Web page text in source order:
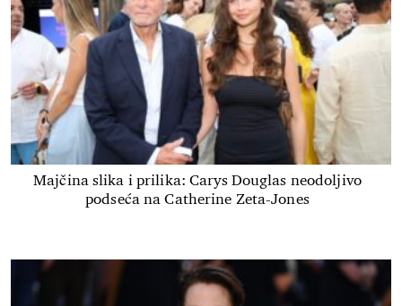
Majčina slika i prilika: Carys Douglas neodoljivo
podseća na Catherine Zeta-Jones